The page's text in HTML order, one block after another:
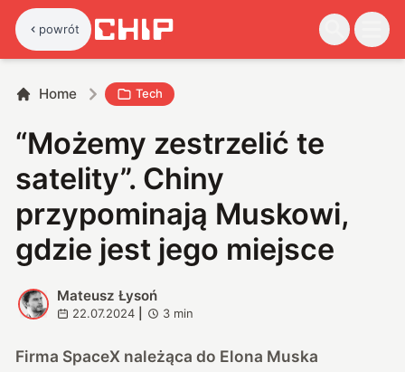
powrót
Home Tech
“Możemy zestrzelić te
satelity”. Chiny
przypominają Muskowi,
gdzie jest jego miejsce
M
Mateusz Łysoń
22.07.2024 3 min
Firma SpaceX należąca do Elona Muska